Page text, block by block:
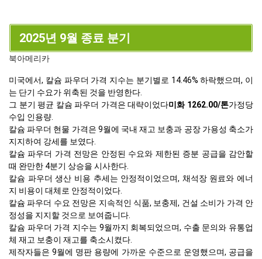
2025년 9월 종료 분기
북아메리카
미국에서, 칼슘 파우더 가격 지수는 분기별로 14.46% 하락했으며, 이
는 단기 수요가 위축된 것을 반영한다.
그 분기 평균 칼슘 파우더 가격은 대략이었다미화 1262.00/톤가정당
수입 인용량.
칼슘 파우더 현물 가격은 9월에 국내 재고 보충과 공장 가용성 축소가
지지하여 강세를 보였다.
칼슘 파우더 가격 전망은 안정된 수요와 제한된 증분 공급을 감안할
때 완만한 4분기 상승을 시사한다.
칼슘 파우더 생산 비용 추세는 안정적이었으며, 채석장 원료와 에너
지 비용이 대체로 안정적이었다.
칼슘 파우더 수요 전망은 지속적인 식품, 보충제, 건설 소비가 가격 안
정성을 지지할 것으로 보여줍니다.
칼슘 파우더 가격 지수는 9월까지 회복되었으며, 수출 문의와 유통업
체 재고 보충이 재고를 축소시켰다.
제작자들은 9월에 명판 용량에 가까운 수준으로 운영했으며, 공급을